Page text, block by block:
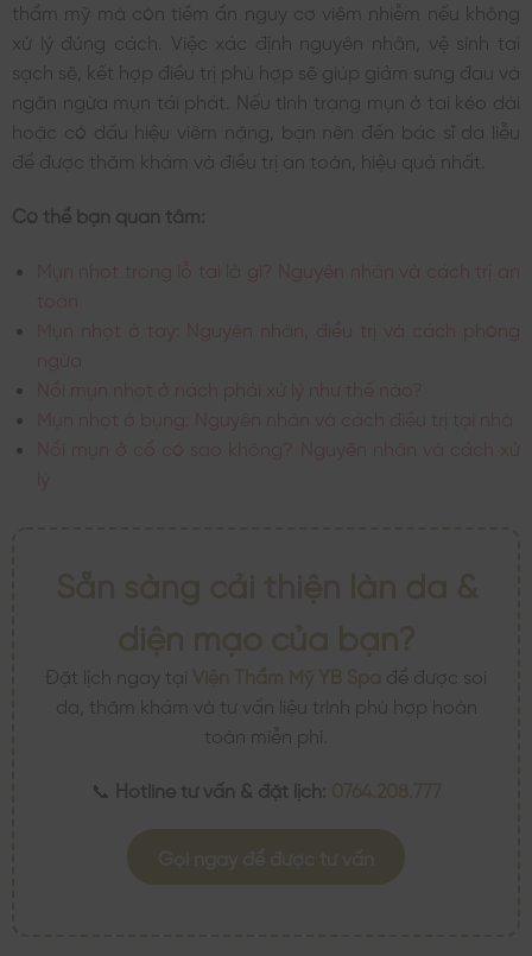
thẩm mỹ mà còn tiềm ẩn nguy cơ viêm nhiễm nếu không
xử lý đúng cách. Việc xác định nguyên nhân, vệ sinh tai
sạch sẽ, kết hợp điều trị phù hợp sẽ giúp giảm sưng đau và
ngăn ngừa mụn tái phát. Nếu tình trạng mụn ở tai kéo dài
hoặc có dấu hiệu viêm nặng, bạn nên đến bác sĩ da liễu
để được thăm khám và điều trị an toàn, hiệu quả nhất.
Có thể bạn quan tâm:
Đặt lịch ngay tại
để được soi
da, thăm khám và tư vấn liệu trình phù hợp hoàn
toàn miễn phí.
📞 Hotline tư vấn & đặt lịch: